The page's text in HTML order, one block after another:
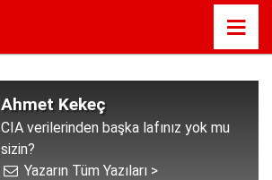
Ahmet Kekeç
CIA verilerinden başka lafınız yok mu
sizin?
Yazarın Tüm Yazıları >